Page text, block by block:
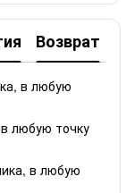
Возврат
в любую
любую точку
в любую